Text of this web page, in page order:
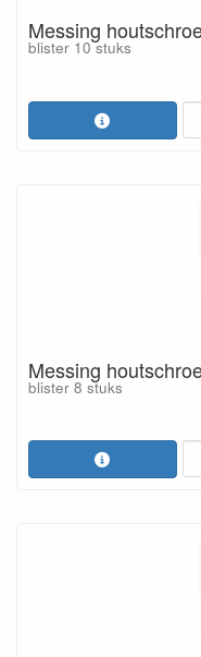
Messing
blister 10 stuks
Messing
blister 8 stuks